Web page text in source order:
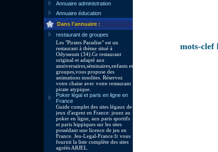
Annuaire administration
Annuaire éducation
Dans l'annuaire :
restaurant de groupes
Les "Pirates Paradise" est un
restaurant à thème situé à
Odysseum (34).Ce restaurant
original et adapté aux
anniversaires,séminaires,enfants et
groupes,vous propose des
animations insolites. Réservez
votre chaise avec votre restaurant
pirate atypique.
Poker légal et paris en ligne en
France
Guide complet des sites légaux de
jeux d'argent en France: jouez au
poker en ligne, aux paris sportifs
et paris hippiques sur les sites
possédant une licence de jeu en
France. Jeu-Legal-France.fr vous
fournit la liste complète des sites
agréés ARJEL.
mots-clef